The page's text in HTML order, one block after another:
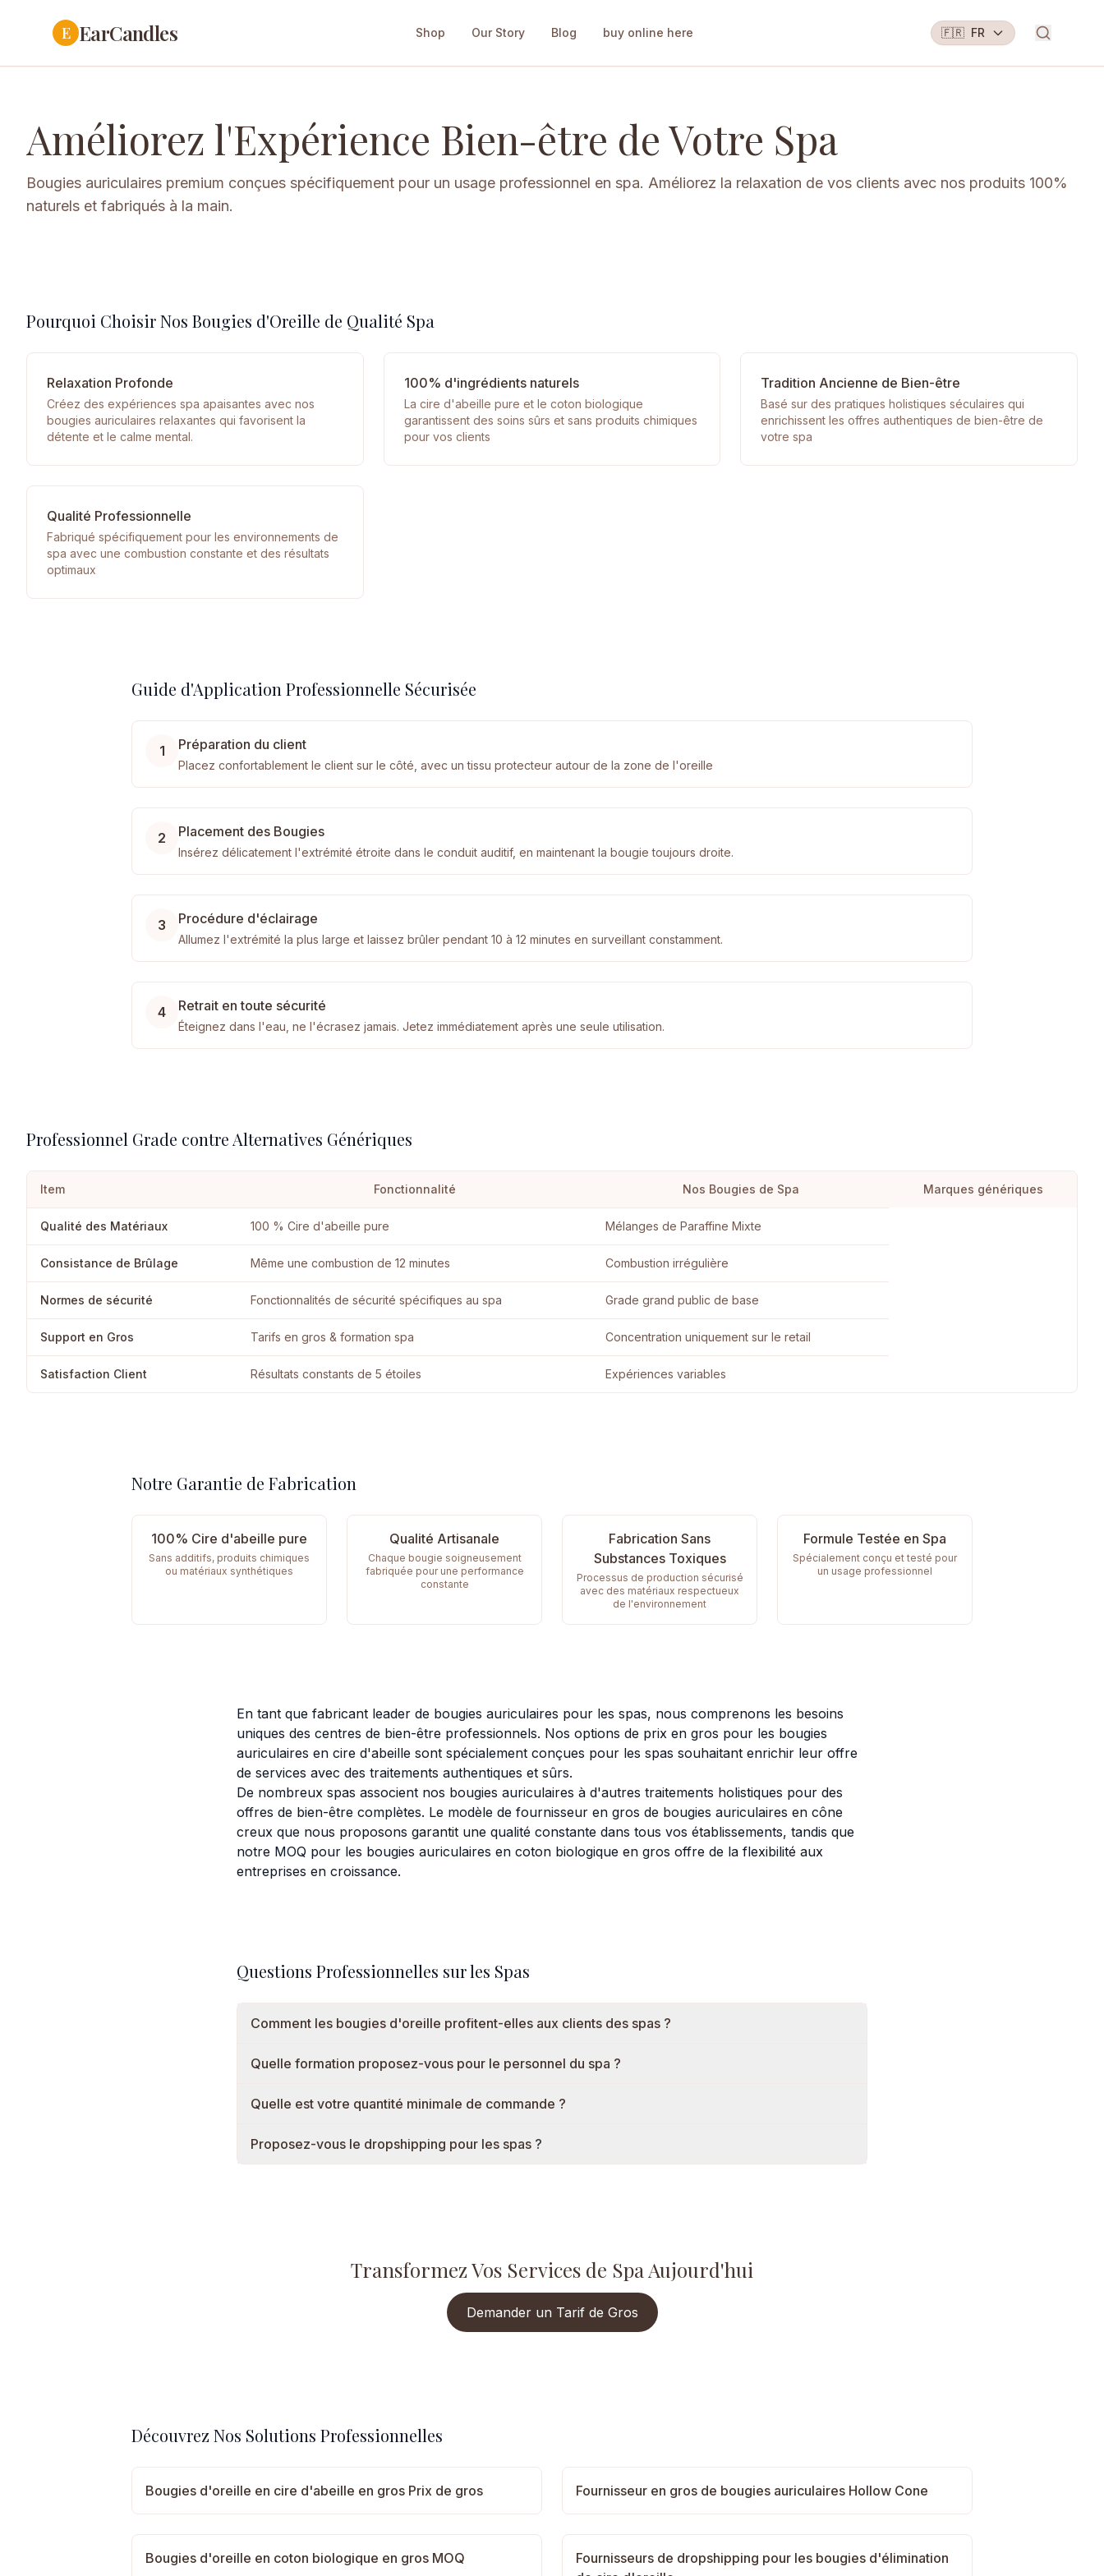
E EarCandles Shop Our Story Blog buy online here 🇫🇷 FR
Améliorez l'Expérience Bien-être de Votre Spa
Bougies auriculaires premium conçues spécifiquement pour un usage professionnel en spa. Améliorez la relaxation de vos clients avec nos produits 100%
naturels et fabriqués à la main.
Pourquoi Choisir Nos Bougies d'Oreille de Qualité Spa
Relaxation Profonde
Créez des expériences spa apaisantes avec nos
bougies auriculaires relaxantes qui favorisent la
détente et le calme mental.
100% d'ingrédients naturels
La cire d'abeille pure et le coton biologique
garantissent des soins sûrs et sans produits chimiques
pour vos clients
Tradition Ancienne de Bien-être
Basé sur des pratiques holistiques séculaires qui
enrichissent les offres authentiques de bien-être de
votre spa
Qualité Professionnelle
Fabriqué spécifiquement pour les environnements de
spa avec une combustion constante et des résultats
optimaux
Guide d'Application Professionnelle Sécurisée
1 Préparation du client
Placez confortablement le client sur le côté, avec un tissu protecteur autour de la zone de l'oreille
2 Placement des Bougies
Insérez délicatement l'extrémité étroite dans le conduit auditif, en maintenant la bougie toujours droite.
3 Procédure d'éclairage
Allumez l'extrémité la plus large et laissez brûler pendant 10 à 12 minutes en surveillant constamment.
4 Retrait en toute sécurité
Éteignez dans l'eau, ne l'écrasez jamais. Jetez immédiatement après une seule utilisation.
Professionnel Grade contre Alternatives Génériques
Item Fonctionnalité Nos Bougies de Spa Marques génériques
Qualité des Matériaux 100 % Cire d'abeille pure Mélanges de Paraffine Mixte
Consistance de Brûlage Même une combustion de 12 minutes Combustion irrégulière
Normes de sécurité Fonctionnalités de sécurité spécifiques au spa Grade grand public de base
Support en Gros Tarifs en gros & formation spa Concentration uniquement sur le retail
Satisfaction Client Résultats constants de 5 étoiles Expériences variables
Notre Garantie de Fabrication
100% Cire d'abeille pure
Sans additifs, produits chimiques
ou matériaux synthétiques
Qualité Artisanale
Chaque bougie soigneusement
fabriquée pour une performance
constante
Fabrication Sans
Substances Toxiques
Processus de production sécurisé
avec des matériaux respectueux
de l'environnement
Formule Testée en Spa
Spécialement conçu et testé pour
un usage professionnel
En tant que fabricant leader de bougies auriculaires pour les spas, nous comprenons les besoins
uniques des centres de bien-être professionnels. Nos options de prix en gros pour les bougies
auriculaires en cire d'abeille sont spécialement conçues pour les spas souhaitant enrichir leur offre
de services avec des traitements authentiques et sûrs.
De nombreux spas associent nos bougies auriculaires à d'autres traitements holistiques pour des
offres de bien-être complètes. Le modèle de fournisseur en gros de bougies auriculaires en cône
creux que nous proposons garantit une qualité constante dans tous vos établissements, tandis que
notre MOQ pour les bougies auriculaires en coton biologique en gros offre de la flexibilité aux
entreprises en croissance.
Questions Professionnelles sur les Spas
Comment les bougies d'oreille profitent-elles aux clients des spas ?
Quelle formation proposez-vous pour le personnel du spa ?
Quelle est votre quantité minimale de commande ?
Proposez-vous le dropshipping pour les spas ?
Transformez Vos Services de Spa Aujourd'hui
Demander un Tarif de Gros
Découvrez Nos Solutions Professionnelles
Bougies d'oreille en cire d'abeille en gros Prix de gros Fournisseur en gros de bougies auriculaires Hollow Cone
Bougies d'oreille en coton biologique en gros MOQ
Fournisseurs de dropshipping pour les bougies d'élimination